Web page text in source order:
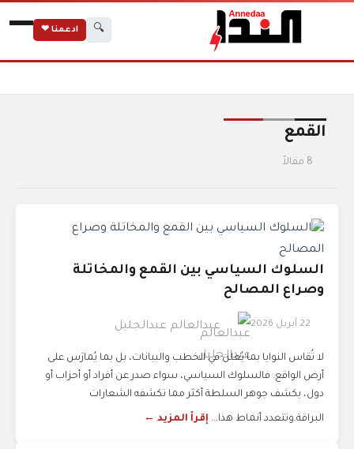
🔍 ادعمنا ❤
القمع
8 مقالاً
السلوك السياسي بين القمع والمخاتلة
وصراع المصالح
22 أبريل 2026 عبدالعالم عبدالجليل
لا تُقاس النوايا بما يُعلن في الخطب والبيانات، بل بما يُمارَس على
أرض الواقع. فالسلوك السياسي، سواء صدر عن أفراد أو أحزاب أو
دول، يكشف جوهر السلطة أكثر مما تكشفه الشعارات
البراقة.وتتعدد أنماط هذا... إقرأ المزيد ←